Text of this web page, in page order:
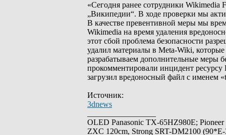
«Сегодня ранее сотрудники Wikimedia
„Википедии“. В ходе проверки мы
В качестве превентивной меры мы
Wikimedia на время удаления
этот сбой проблема безопасности
удалил материалы в Meta-Wiki,
разрабатываем дополнительные меры
прокомментировали инцидент
загрузил вредоносный файл с именем
Источник:
3dnews
OLED Panasonic TX-65HZ980E;
ZXC 120cm, Strong SRT-DM2100